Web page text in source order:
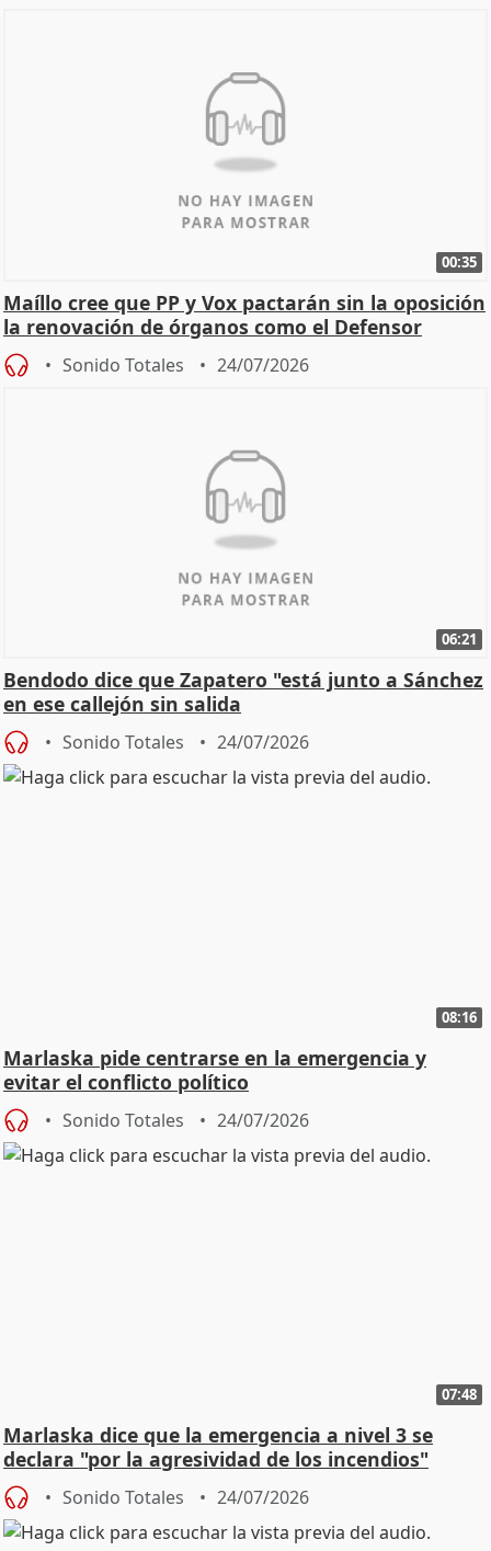
00:35
Maíllo cree que PP y Vox pactarán sin la oposición
la renovación de órganos como el Defensor
Sonido Totales 24/07/2026
06:21
Bendodo dice que Zapatero "está junto a Sánchez
en ese callejón sin salida
Sonido Totales 24/07/2026
08:16
Marlaska pide centrarse en la emergencia y
evitar el conflicto político
Sonido Totales 24/07/2026
07:48
Marlaska dice que la emergencia a nivel 3 se
declara "por la agresividad de los incendios"
Sonido Totales 24/07/2026